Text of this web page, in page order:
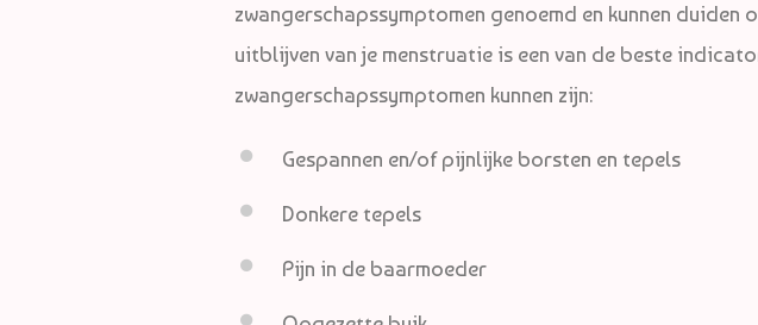
zwangerschapssymptomen genoemd en kunnen duiden
uitblijven van je menstruatie is een van de beste
zwangerschapssymptomen kunnen zijn:
Gespannen en/of pijnlijke borsten en tepels
Donkere tepels
Pijn in de baarmoeder